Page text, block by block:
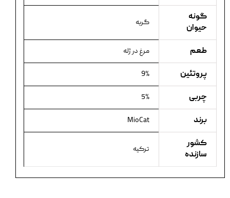
گونه
حیوان
گربه
طعم مرغ در ژله
پروتئین 9%
چربی 5%
برند MioCat
کشور
سازنده
ترکیه